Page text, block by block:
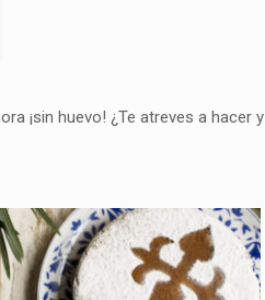
¡sin huevo! ¿Te atreves a hacer y